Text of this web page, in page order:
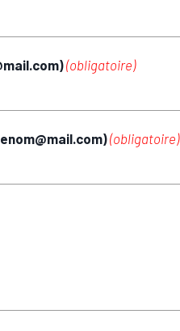
(obligatoire)
(obligatoire)